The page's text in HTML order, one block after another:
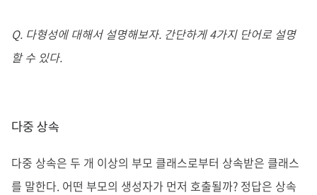
Q. 다형성에 대해서 설명해보자. 간단하게 4가지 단어로 설명
할 수 있다.
다중 상속
다중 상속은 두 개 이상의 부모 클래스로부터 상속받은 클래스
를 말한다. 어떤 부모의 생성자가 먼저 호출될까? 정답은 상속